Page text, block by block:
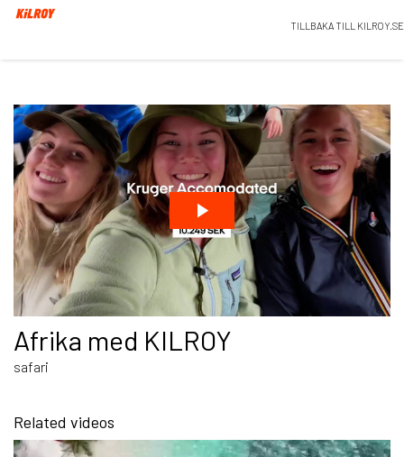
TILLBAKA TILL KILROY.SE
Afrika med KILROY
safari
Related videos